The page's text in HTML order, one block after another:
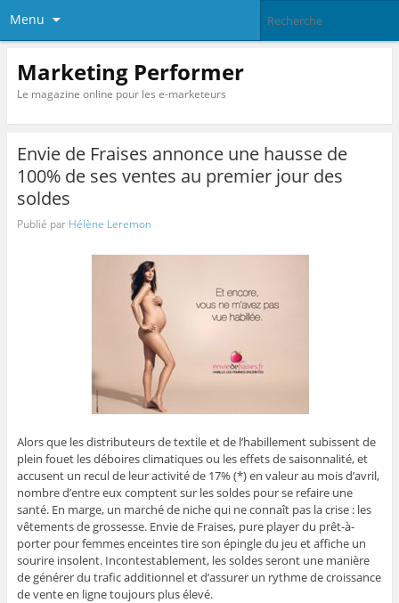
Menu
Marketing Performer
Le magazine online pour les e-marketeurs
Envie de Fraises annonce une hausse de
100% de ses ventes au premier jour des
soldes
Publié par Hélène Leremon
Alors que les distributeurs de textile et de l’habillement subissent de
plein fouet les déboires climatiques ou les effets de saisonnalité, et
accusent un recul de leur activité de 17% (*) en valeur au mois d’avril,
nombre d’entre eux comptent sur les soldes pour se refaire une
santé. En marge, un marché de niche qui ne connaît pas la crise : les
vêtements de grossesse. Envie de Fraises, pure player du prêt-à-
porter pour femmes enceintes tire son épingle du jeu et affiche un
sourire insolent. Incontestablement, les soldes seront une manière
de générer du trafic additionnel et d’assurer un rythme de croissance
de vente en ligne toujours plus élevé.